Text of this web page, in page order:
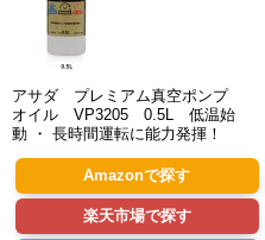
アサダ プレミアム真空ポンプ
オイル VP3205 0.5L 低温始
動 ・ 長時間運転に能力発揮！
Amazonで探す
楽天市場で探す